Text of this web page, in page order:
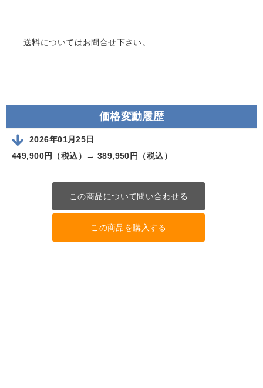
送料についてはお問合せ下さい。
価格変動履歴
2026年01月25日
449,900円（税込）→ 389,950円（税込）
この商品について問い合わせる
この商品を購入する